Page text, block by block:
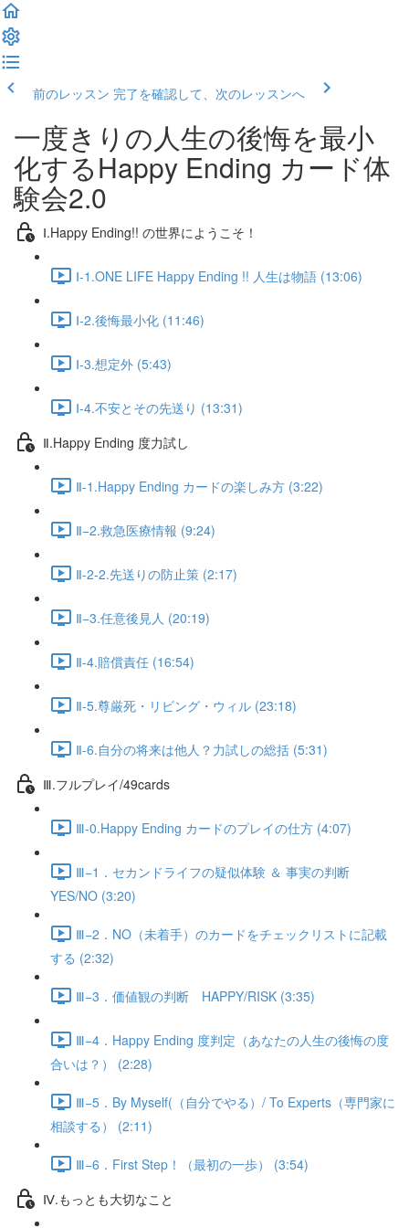
前のレッスン 完了を確認して、次のレッスンへ
一度きりの人生の後悔を最小
化するHappy Ending カード体
験会2.0
Ⅰ.Happy Ending!! の世界にようこそ！
Ⅰ-1.ONE LIFE Happy Ending !! 人生は物語 (13:06)
Ⅰ-2.後悔最小化 (11:46)
Ⅰ-3.想定外 (5:43)
Ⅰ-4.不安とその先送り (13:31)
Ⅱ.Happy Ending 度力試し
Ⅱ-1.Happy Ending カードの楽しみ方 (3:22)
Ⅱ−2.救急医療情報 (9:24)
Ⅱ-2-2.先送りの防止策 (2:17)
Ⅱ−3.任意後見人 (20:19)
Ⅱ-4.賠償責任 (16:54)
Ⅱ-5.尊厳死・リビング・ウィル (23:18)
Ⅱ-6.自分の将来は他人？力試しの総括 (5:31)
Ⅲ.フルプレイ/49cards
Ⅲ-0.Happy Ending カードのプレイの仕方 (4:07)
Ⅲ−1．セカンドライフの疑似体験 ＆ 事実の判断
YES/NO (3:20)
Ⅲ−2．NO（未着手）のカードをチェックリストに記載
する (2:32)
Ⅲ−3．価値観の判断 HAPPY/RISK (3:35)
Ⅲ−4．Happy Ending 度判定（あなたの人生の後悔の度
合いは？） (2:28)
Ⅲ−5．By Myself(（自分でやる）/ To Experts（専門家に
相談する） (2:11)
Ⅲ−6．First Step！（最初の一歩） (3:54)
Ⅳ.もっとも大切なこと